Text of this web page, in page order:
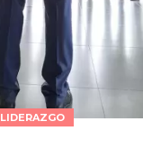
LIDERAZGO